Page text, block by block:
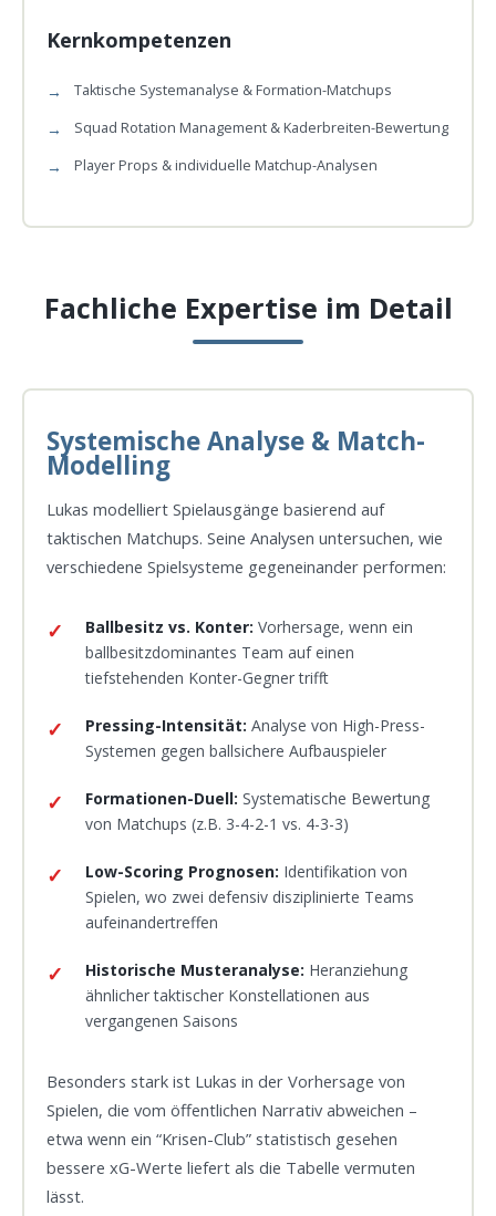
Kernkompetenzen
Taktische Systemanalyse & Formation-Matchups
Squad Rotation Management & Kaderbreiten-Bewertung
Player Props & individuelle Matchup-Analysen
Fachliche Expertise im Detail
Systemische Analyse & Match-
Modelling
Lukas modelliert Spielausgänge basierend auf
taktischen Matchups. Seine Analysen untersuchen, wie
verschiedene Spielsysteme gegeneinander performen:
Ballbesitz vs. Konter: Vorhersage, wenn ein
ballbesitzdominantes Team auf einen
tiefstehenden Konter-Gegner trifft
Pressing-Intensität: Analyse von High-Press-
Systemen gegen ballsichere Aufbauspieler
Formationen-Duell: Systematische Bewertung
von Matchups (z.B. 3-4-2-1 vs. 4-3-3)
Low-Scoring Prognosen: Identifikation von
Spielen, wo zwei defensiv disziplinierte Teams
aufeinandertreffen
Historische Musteranalyse: Heranziehung
ähnlicher taktischer Konstellationen aus
vergangenen Saisons
Besonders stark ist Lukas in der Vorhersage von
Spielen, die vom öffentlichen Narrativ abweichen –
etwa wenn ein “Krisen-Club” statistisch gesehen
bessere xG-Werte liefert als die Tabelle vermuten
lässt.